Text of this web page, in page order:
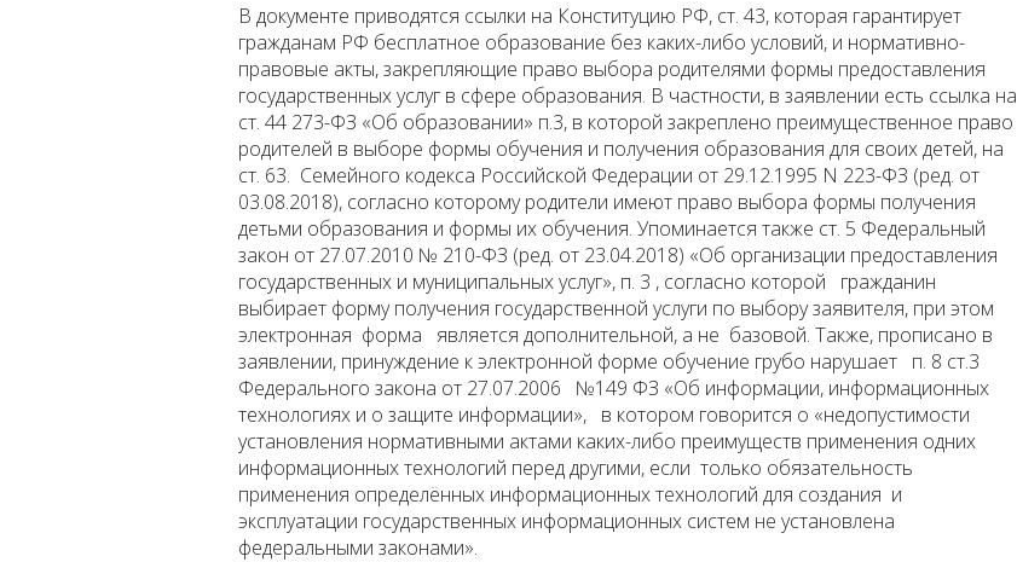
В документе приводятся ссылки на Конституцию РФ, ст. 43, которая гарантирует
гражданам РФ бесплатное образование без каких-либо условий, и нормативно-
правовые акты, закрепляющие право выбора родителями формы предоставления
государственных услуг в сфере образования. В частности, в заявлении есть ссылка на
ст. 44 273-ФЗ «Об образовании» п.3, в которой закреплено преимущественное право
родителей в выборе формы обучения и получения образования для своих детей, на
ст. 63. Семейного кодекса Российской Федерации от 29.12.1995 N 223-ФЗ (ред. от
03.08.2018), согласно которому родители имеют право выбора формы получения
детьми образования и формы их обучения. Упоминается также ст. 5 Федеральный
закон от 27.07.2010 № 210-ФЗ (ред. от 23.04.2018) «Об организации предоставления
государственных и муниципальных услуг», п. 3 , согласно которой гражданин
выбирает форму получения государственной услуги по выбору заявителя, при этом
электронная форма является дополнительной, а не базовой. Также, прописано в
заявлении, принуждение к электронной форме обучение грубо нарушает п. 8 ст.3
Федерального закона от 27.07.2006 №149 ФЗ «Об информации, информационных
технологиях и о защите информации», в котором говорится о «недопустимости
установления нормативными актами каких-либо преимуществ применения одних
информационных технологий перед другими, если только обязательность
применения определённых информационных технологий для создания и
эксплуатации государственных информационных систем не установлена
федеральными законами».